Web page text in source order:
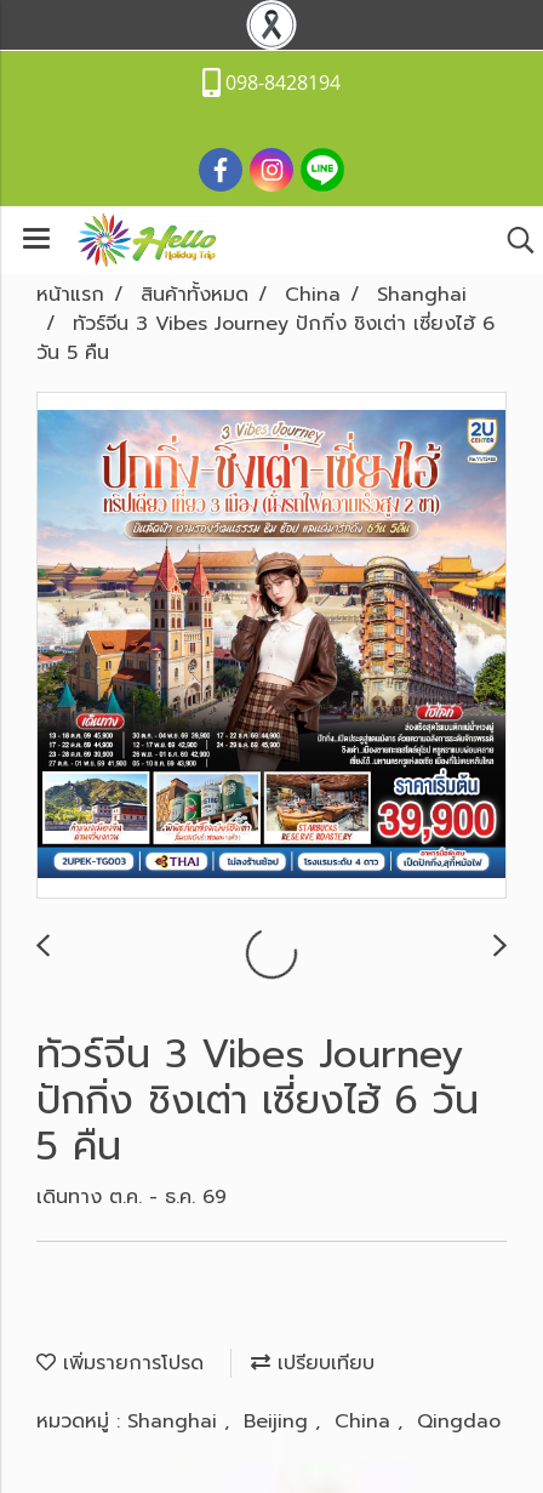
098-8428194
หน้าแรก สินค้าทั้งหมด China
Shanghai
ทัวร์จีน 3 Vibes Journey ปักกิ่ง ชิงเต่า เซี่ยงไฮ้ 6
วัน 5 คืน
ทัวร์จีน 3 Vibes Journey
ปักกิ่ง ชิงเต่า เซี่ยงไฮ้ 6 วัน
5 คืน
เดินทาง ต.ค. - ธ.ค. 69
เพิ่มรายการโปรด
เปรียบเทียบ
หมวดหมู่ : Shanghai , Beijing , China , Qingdao